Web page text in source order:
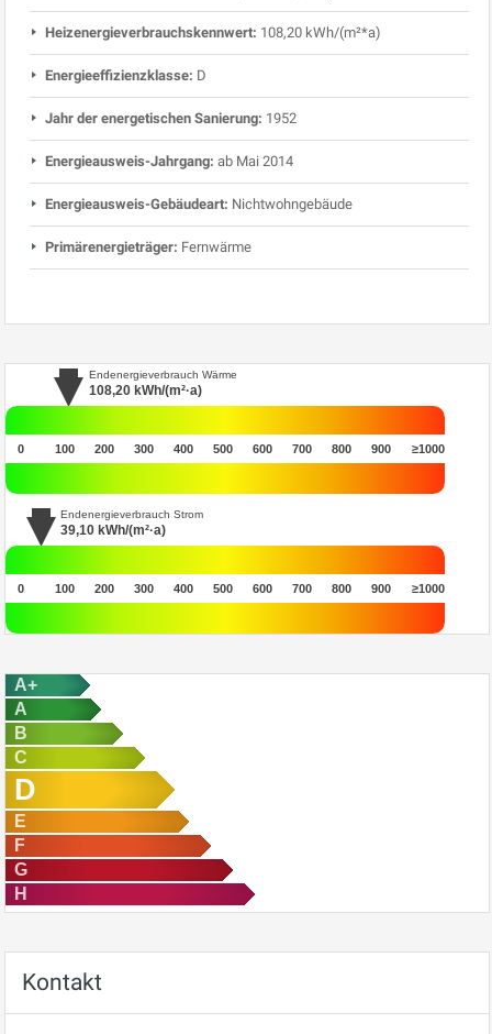
Heizenergieverbrauchskennwert: 108,20 kWh/(m²*a)
Energieeffizienzklasse: D
Jahr der energetischen Sanierung: 1952
Energieausweis-Jahrgang: ab Mai 2014
Energieausweis-Gebäudeart: Nichtwohngebäude
Primärenergieträger: Fernwärme
Endenergieverbrauch Wärme
108,20 kWh/(m²·a)
0 100 200 300 400 500 600 700 800 900 ≥1000
Endenergieverbrauch Strom
39,10 kWh/(m²·a)
0 100 200 300 400 500 600 700 800 900 ≥1000
A+
A
B
C
D
E
F
G
H
Kontakt